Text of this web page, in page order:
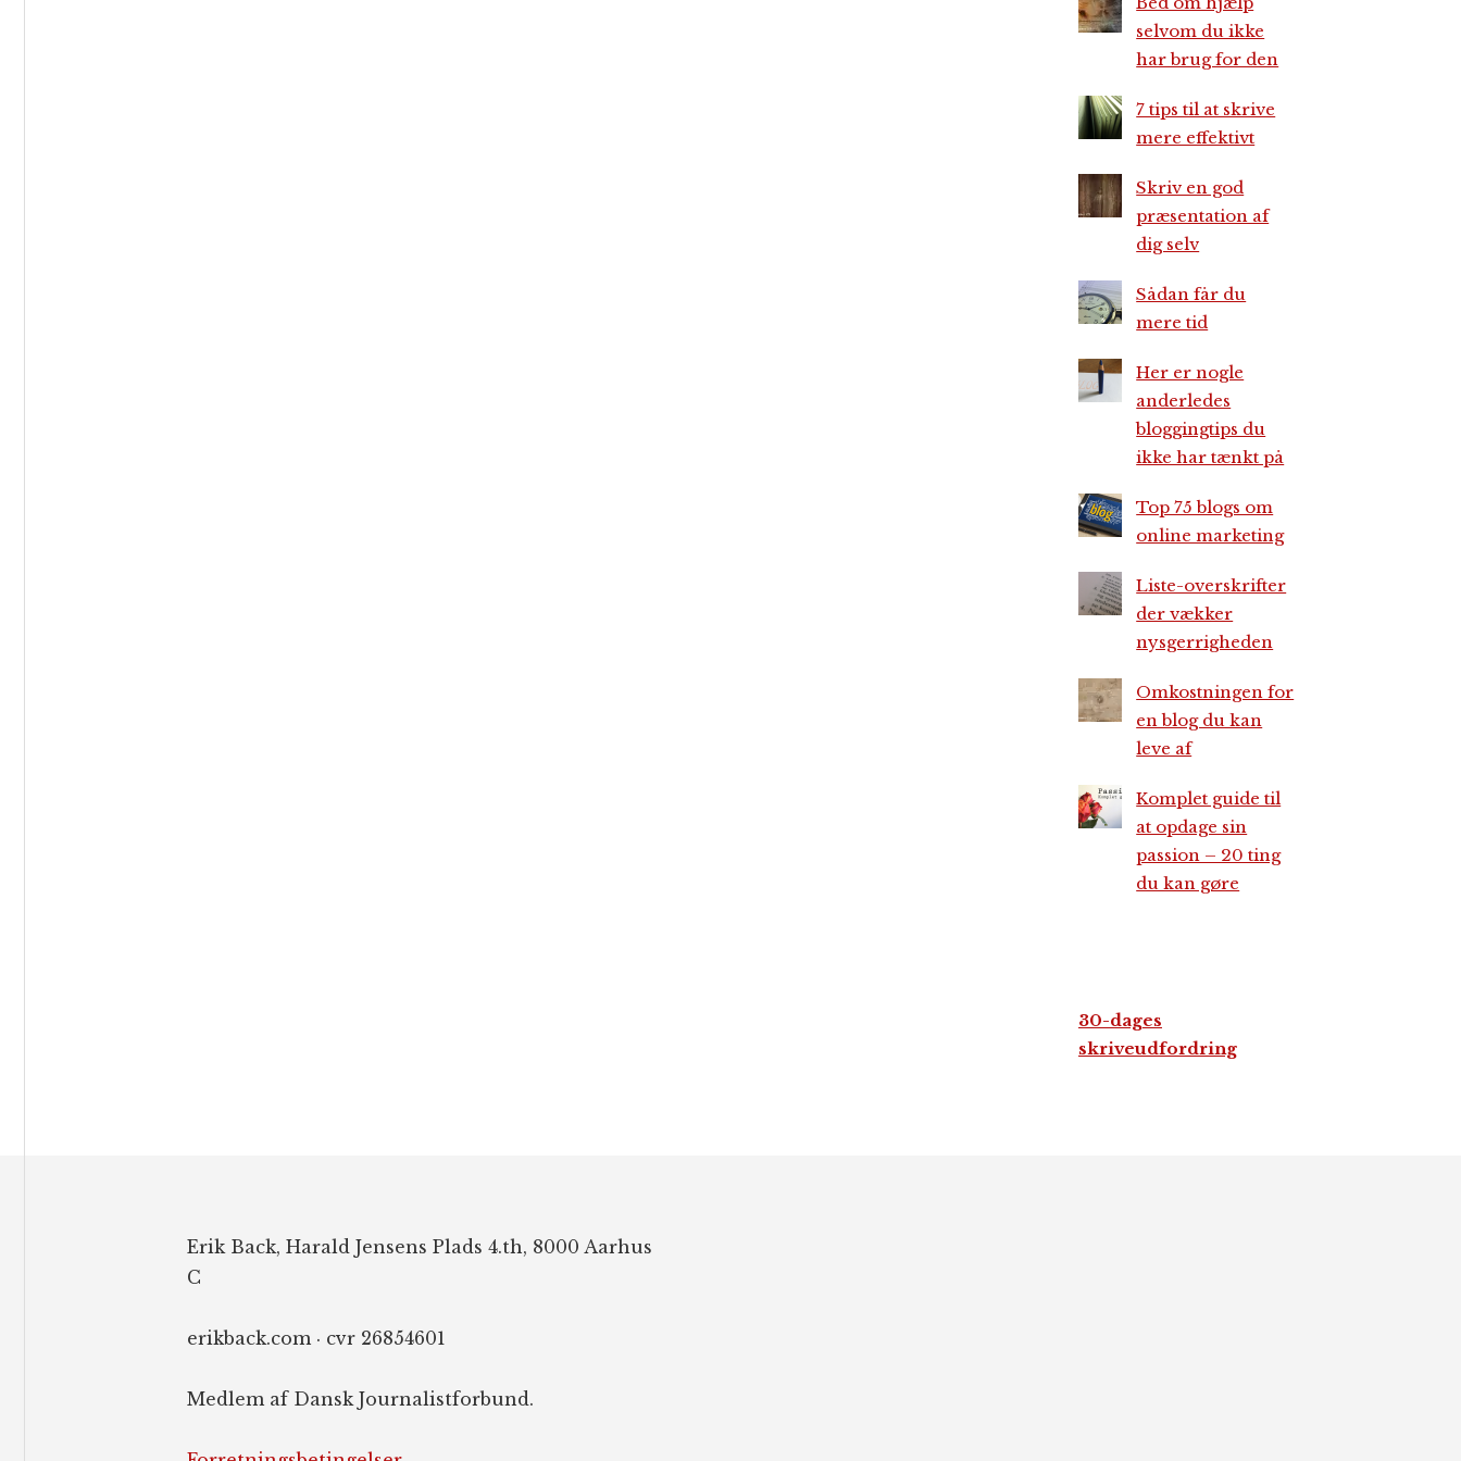
selvom du ikke
har brug for den
7 tips til at skrive
mere effektivt
Skriv en god
præsentation af
dig selv
Sådan får du
mere tid
Her er nogle
anderledes
bloggingtips du
ikke har tænkt på
Top 75 blogs om
online marketing
Liste-overskrifter
der vækker
nysgerrigheden
Omkostningen for
en blog du kan
leve af
Komplet guide til
at opdage sin
passion – 20 ting
du kan gøre
30-dages
skriveudfordring
Erik Back, Harald Jensens Plads 4.th, 8000 Aarhus
C
erikback.com · cvr 26854601
Medlem af Dansk Journalistforbund.